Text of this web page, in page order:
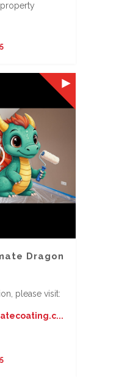
Dragon
please visit: